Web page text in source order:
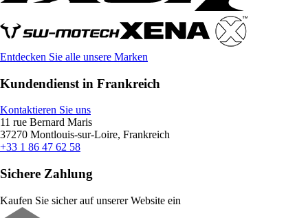
Entdecken Sie alle unsere Marken
Kundendienst in Frankreich
Kontaktieren Sie uns
11 rue Bernard Maris
37270 Montlouis-sur-Loire, Frankreich
+33 1 86 47 62 58
Sichere Zahlung
Kaufen Sie sicher auf unserer Website ein